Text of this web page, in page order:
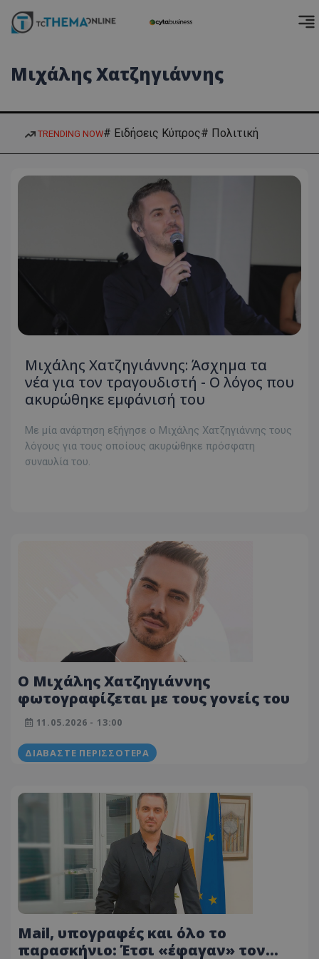
Μιχάλης Χατζηγιάννης
TRENDING NOW# Ειδήσεις Κύπρος# Πολιτική
Μιχάλης Χατζηγιάννης: Άσχημα τα
νέα για τον τραγουδιστή - Ο λόγος που
ακυρώθηκε εμφάνισή του
Με μία ανάρτηση εξήγησε ο Μιχάλης Χατζηγιάννης τους
λόγους για τους οποίους ακυρώθηκε πρόσφατη
συναυλία του.
O Μιχάλης Χατζηγιάννης
φωτογραφίζεται με τους γονείς του
11.05.2026 - 13:00
ΔΙΑΒΆΣΤΕ ΠΕΡΙΣΣΌΤΕΡΑ
Mail, υπογραφές και όλο το
παρασκήνιο: Έτσι «έφαγαν» τον